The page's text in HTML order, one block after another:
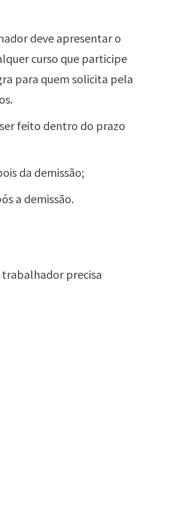
deve apresentar o
curso que participe
para quem solicita pela
feito dentro do prazo
da demissão;
a demissão.
precisa